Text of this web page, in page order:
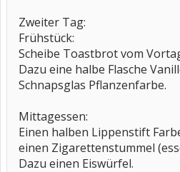
Zweiter Tag:
Frühstück:
Scheibe Toastbrot vom
Dazu eine halbe Flasche
Schnapsglas Pflanzenfarbe.
Mittagessen:
Einen halben Lippenstift
einen Zigarettenstummel
Dazu einen Eiswürfel.